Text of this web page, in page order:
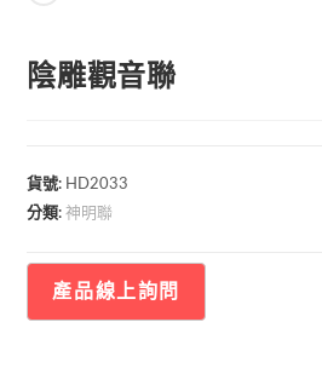
陰雕觀音聯
貨號: HD2033
分類:神明聯